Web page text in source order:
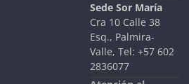
Sede Sor María
Cra 10 Calle 38
Esq., Palmira-
Valle, Tel: +57 602
2836077